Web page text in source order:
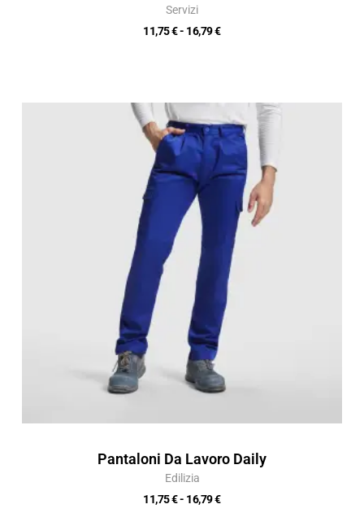
Servizi
11,75€- 16,79€
Pantaloni Da Lavoro Daily
Edilizia
11,75€- 16,79€
di
prezzo:
11,75 €
16,79 €